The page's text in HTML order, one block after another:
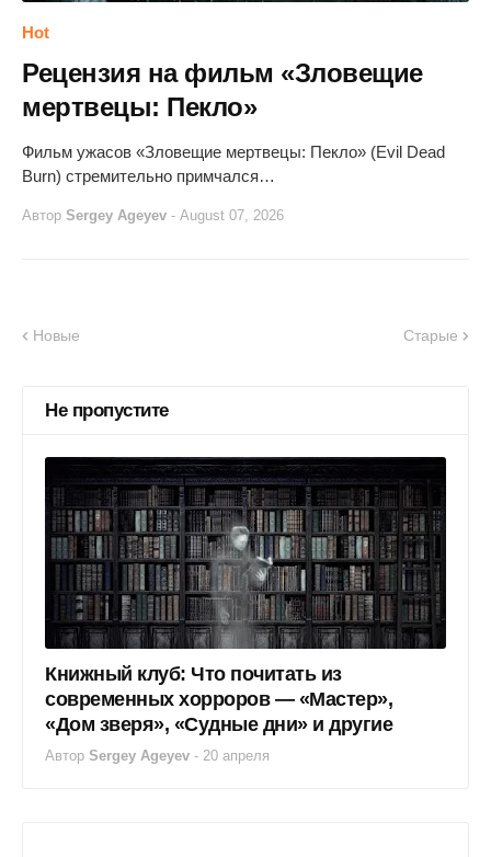
Hot
Рецензия на фильм «Зловещие
мертвецы: Пекло»
Фильм ужасов «Зловещие мертвецы: Пекло» (Evil Dead
Burn) стремительно примчался…
Автор Sergey Ageyev - August 07, 2026
Новые Старые
Не пропустите
Книжный клуб: Что почитать из
современных хорроров — «Мастер»,
«Дом зверя», «Судные дни» и другие
Автор Sergey Ageyev - 20 апреля